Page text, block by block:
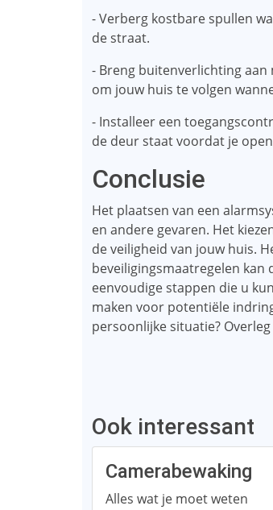
- Verberg kostbare spullen
de straat.
- Breng buitenverlichting
om jouw huis te volgen
- Installeer een
de deur staat voordat je
Conclusie
Het plaatsen van een
en andere gevaren. Het
de veiligheid van jouw huis.
beveiligingsmaatregelen kan
eenvoudige stappen die u
maken voor potentiële
persoonlijke situatie?
Ook interessant
Camerabewaking
Alles wat je moet weten